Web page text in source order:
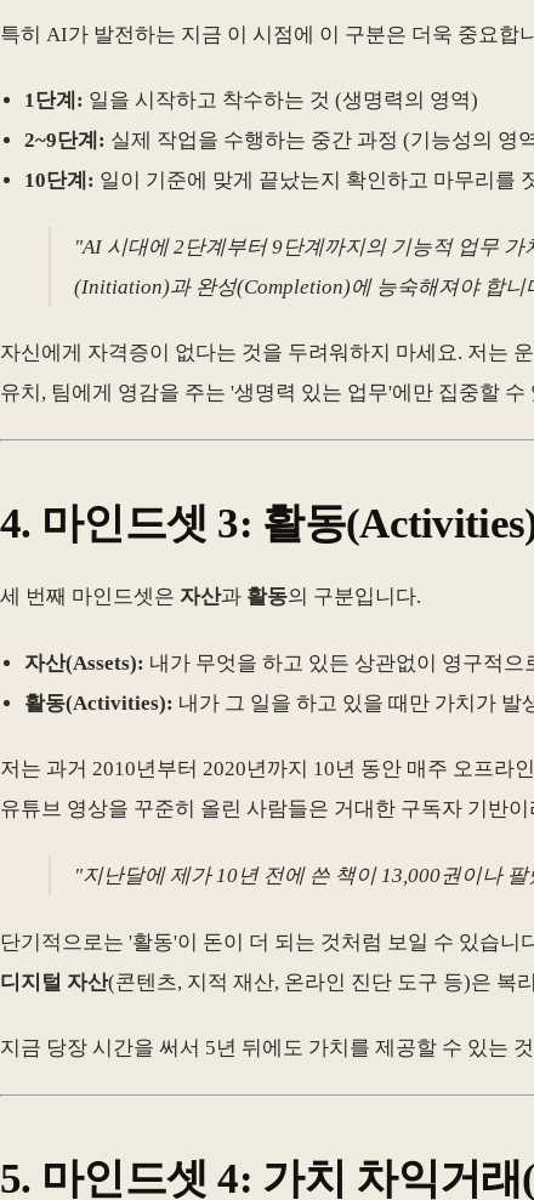
특히 AI가 발전하는 지금 이 시점에 이 구분은 더욱 중요
1단계: 일을 시작하고 착수하는 것 (생명력의 영역)
2~9단계: 실제 작업을 수행하는 중간 과정 (기능성의 영
10단계: 일이 기준에 맞게 끝났는지 확인하고 마무리를
"AI 시대에 2단계부터 9단계까지의 기능적 업무
(Initiation)과 완성(Completion)에 능숙해져야 합니
자신에게 자격증이 없다는 것을 두려워하지 마세요. 저는
유치, 팀에게 영감을 주는 '생명력 있는 업무'에만 집중할 수
4. 마인드셋 3: 활동
세 번째 마인드셋은 자산과 활동의 구분입니다.
자산(Assets): 내가 무엇을 하고 있든 상관없이 영구적
활동(Activities): 내가 그 일을 하고 있을 때만 가치가
저는 과거 2010년부터 2020년까지 10년 동안 매주 오프라
유튜브 영상을 꾸준히 올린 사람들은 거대한 구독자 기반
"지난달에 제가 10년 전에 쓴 책이 13,000권이나
단기적으로는 '활동'이 돈이 더 되는 것처럼 보일 수 있습
디지털 자산(콘텐츠, 지적 재산, 온라인 진단 도구 등)은 복
지금 당장 시간을 써서 5년 뒤에도 가치를 제공할 수 있는
5. 마인드셋 4: 가치 차익거